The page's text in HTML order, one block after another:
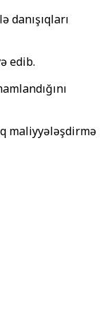
edib.
maliyyələşdirmə